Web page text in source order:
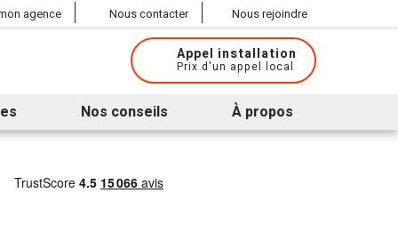
agence Nous contacter Nous rejoindre
Appel installation
Prix d'un appel local
Nos conseils À propos